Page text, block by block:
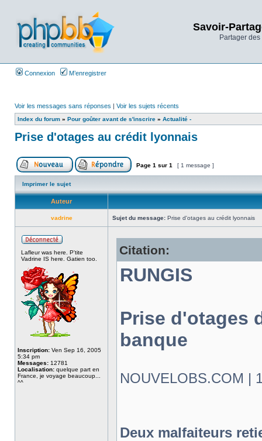
Savoir-
Partager
Connexion M’enregistrer
Voir les messages sans réponses | Voir les sujets récents
Index du forum » Pour goûter avant de s'inscrire » Actualité -
Prise d'otages au crédit lyonnais
Page 1 sur 1 [ 1 message ]
Imprimer le sujet
Auteur
vadrine Sujet du message: Prise d'otages au crédit lyonnais
Lafleur was here. P'tite
Vadrine IS here. Gatien too.
Inscription: Ven Sep 16, 2005
5:34 pm
Messages: 12781
Localisation: quelque part en
France, je voyage beaucoup...
^^
Citation:
RUNGIS
Prise d'otages
banque
NOUVELOBS.COM |
Deux malfaiteurs